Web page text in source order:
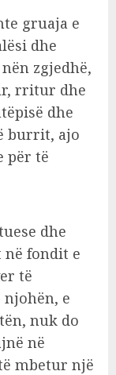
gruaja e
dhe
zgjedhë,
rritur dhe
dhe
burrit, ajo
për të
dhe
fondit e
të
e
nuk do
në
mbetur një